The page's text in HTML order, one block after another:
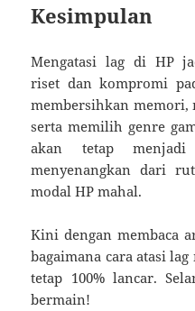
Kesimpulan
Mengatasi lag di HP
riset dan kompromi
membersihkan memori,
serta memilih genre
akan tetap
menyenangkan dari
modal HP mahal.
Kini dengan membaca
bagaimana cara atasi
tetap 100% lancar.
bermain!